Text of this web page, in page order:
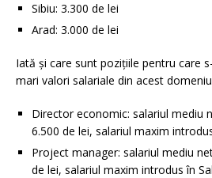
Sibiu: 3.300 de lei
Arad: 3.000 de lei
Iată și care sunt pozițiile pentru care
mari valori salariale din acest
Director economic: salariul mediu
6.500 de lei, salariul maxim
Project manager: salariul mediu
de lei, salariul maxim introdus în